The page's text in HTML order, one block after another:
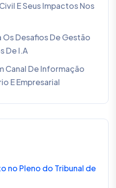
E Seus Impactos Nos
Desafios De Gestão
De I.A
Canal De Informação
E Empresarial
no Pleno do Tribunal de